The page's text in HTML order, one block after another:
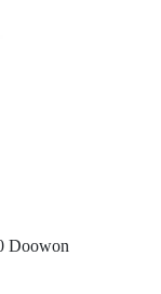
Doowon